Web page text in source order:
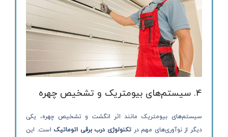
4. سیستم‌های بیومتریک و تشخیص چهره
سیستم‌های بیومتریک مانند اثر انگشت و تشخیص چهره، یکی
دیگر از نوآوری‌های مهم در تکنولوژی درب برقی اتوماتیک است. این